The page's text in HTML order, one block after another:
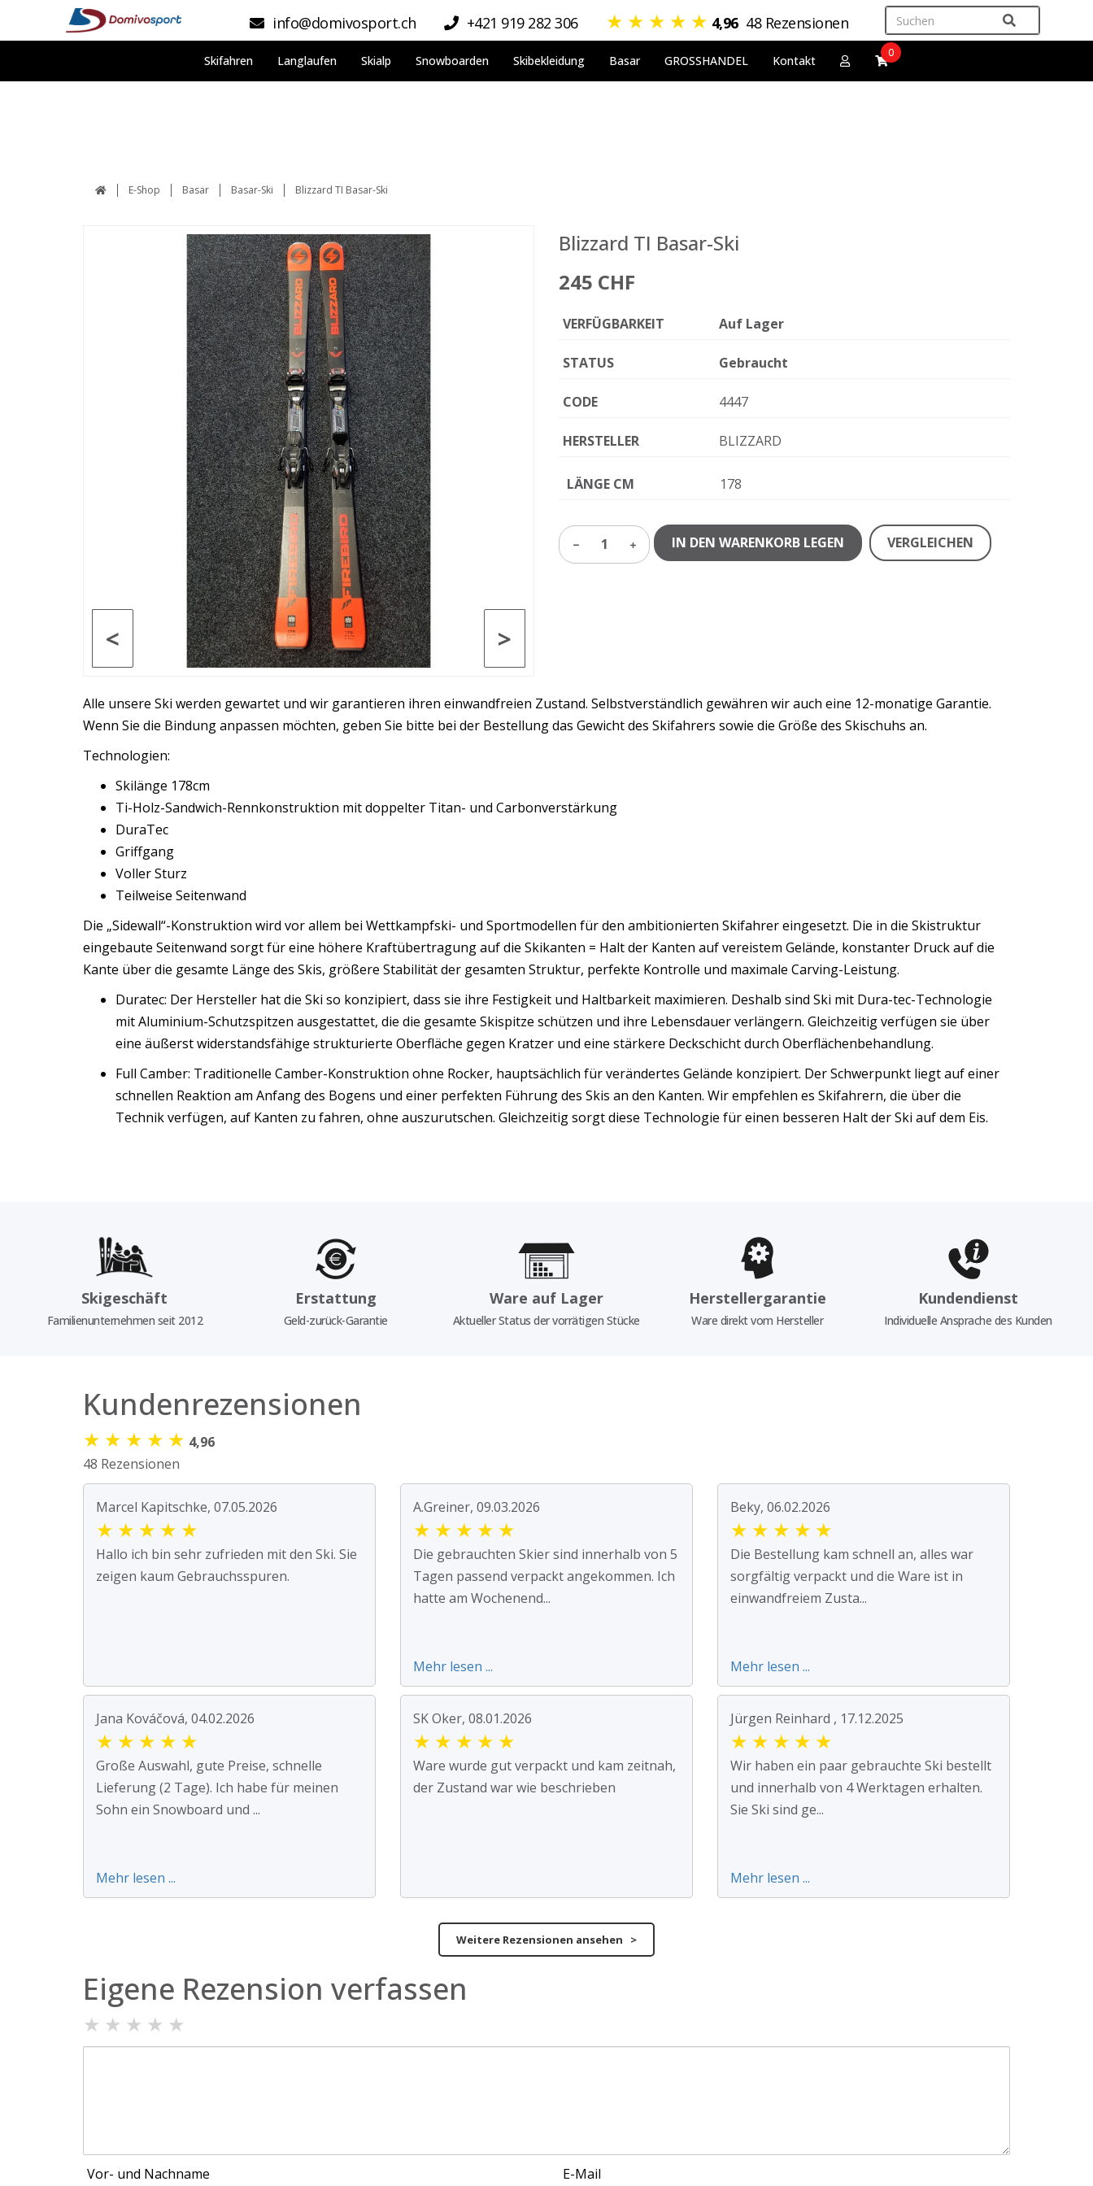
info@domivosport.ch +421 919 282 306 ★ ★ ★ ★ ★ 4,96 48 Rezensionen
Skifahren Langlaufen Skialp Snowboarden Skibekleidung Basar GROSSHANDEL Kontakt
0
E-Shop Basar Basar-Ski Blizzard TI Basar-Ski
>
<
Blizzard TI Basar-Ski
245 CHF
VERFÜGBARKEIT Auf Lager
STATUS Gebraucht
CODE 4447
HERSTELLER BLIZZARD
LÄNGE CM 178
1 IN DEN WARENKORB LEGEN VERGLEICHEN
Alle unsere Ski werden gewartet und wir garantieren ihren einwandfreien Zustand. Selbstverständlich gewähren wir auch eine 12-monatige Garantie.
Wenn Sie die Bindung anpassen möchten, geben Sie bitte bei der Bestellung das Gewicht des Skifahrers sowie die Größe des Skischuhs an.
Technologien:
Skilänge 178cm
Ti-Holz-Sandwich-Rennkonstruktion mit doppelter Titan- und Carbonverstärkung
DuraTec
Griffgang
Voller Sturz
Teilweise Seitenwand
Die „Sidewall“-Konstruktion wird vor allem bei Wettkampfski- und Sportmodellen für den ambitionierten Skifahrer eingesetzt. Die in die Skistruktur
eingebaute Seitenwand sorgt für eine höhere Kraftübertragung auf die Skikanten = Halt der Kanten auf vereistem Gelände, konstanter Druck auf die
Kante über die gesamte Länge des Skis, größere Stabilität der gesamten Struktur, perfekte Kontrolle und maximale Carving-Leistung.
Duratec: Der Hersteller hat die Ski so konzipiert, dass sie ihre Festigkeit und Haltbarkeit maximieren. Deshalb sind Ski mit Dura-tec-Technologie
mit Aluminium-Schutzspitzen ausgestattet, die die gesamte Skispitze schützen und ihre Lebensdauer verlängern. Gleichzeitig verfügen sie über
eine äußerst widerstandsfähige strukturierte Oberfläche gegen Kratzer und eine stärkere Deckschicht durch Oberflächenbehandlung.
Full Camber: Traditionelle Camber-Konstruktion ohne Rocker, hauptsächlich für verändertes Gelände konzipiert. Der Schwerpunkt liegt auf einer
schnellen Reaktion am Anfang des Bogens und einer perfekten Führung des Skis an den Kanten. Wir empfehlen es Skifahrern, die über die
Technik verfügen, auf Kanten zu fahren, ohne auszurutschen. Gleichzeitig sorgt diese Technologie für einen besseren Halt der Ski auf dem Eis.
Skigeschäft
Familienunternehmen seit 2012
Erstattung
Geld-zurück-Garantie
Ware auf Lager
Aktueller Status der vorrätigen Stücke
Herstellergarantie
Ware direkt vom Hersteller
Kundendienst
Individuelle Ansprache des Kunden
Kundenrezensionen
★ ★ ★ ★ ★ 4,96
48 Rezensionen
Marcel Kapitschke, 07.05.2026
★ ★ ★ ★ ★
Hallo ich bin sehr zufrieden mit den Ski. Sie
zeigen kaum Gebrauchsspuren.
A.Greiner, 09.03.2026
★ ★ ★ ★ ★
Die gebrauchten Skier sind innerhalb von 5
Tagen passend verpackt angekommen. Ich
hatte am Wochenend...
Mehr lesen ...
Beky, 06.02.2026
★ ★ ★ ★ ★
Die Bestellung kam schnell an, alles war
sorgfältig verpackt und die Ware ist in
einwandfreiem Zusta...
Mehr lesen ...
Jana Kováčová, 04.02.2026
★ ★ ★ ★ ★
Große Auswahl, gute Preise, schnelle
Lieferung (2 Tage). Ich habe für meinen
Sohn ein Snowboard und ...
Mehr lesen ...
SK Oker, 08.01.2026
★ ★ ★ ★ ★
Ware wurde gut verpackt und kam zeitnah,
der Zustand war wie beschrieben
Jürgen Reinhard , 17.12.2025
★ ★ ★ ★ ★
Wir haben ein paar gebrauchte Ski bestellt
und innerhalb von 4 Werktagen erhalten.
Sie Ski sind ge...
Mehr lesen ...
Weitere Rezensionen ansehen >
Eigene Rezension verfassen
★ ★ ★ ★ ★
Vor- und Nachname E-Mail